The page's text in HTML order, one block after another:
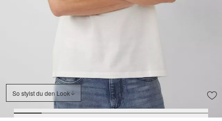
So stylst du den Look